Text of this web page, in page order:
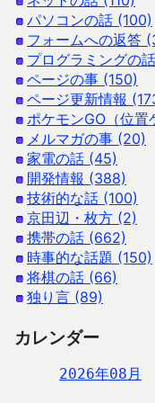
パソコンの話 (100)
フォームへの返答
プログラミングの
ページの事 (150)
ページ更新情報
ポケモンGO（位置
メルマガの事 (20)
家電の話 (45)
開発情報 (388)
技術的な話 (100)
京田辺・枚方 (2)
携帯の話 (662)
時事的な話題 (150)
将棋の話 (66)
独り言 (89)
カレンダー
2026年08月